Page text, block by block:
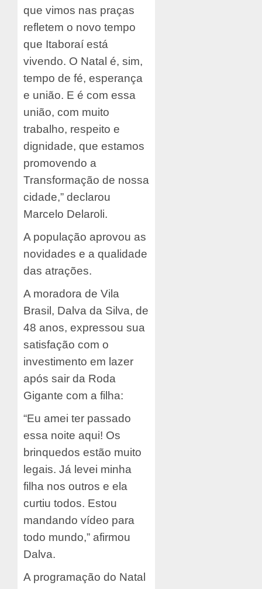
que vimos nas praças
refletem o novo tempo
que Itaboraí está
vivendo. O Natal é, sim,
tempo de fé, esperança
e união. E é com essa
união, com muito
trabalho, respeito e
dignidade, que estamos
promovendo a
Transformação de nossa
cidade,” declarou
Marcelo Delaroli.
A população aprovou as
novidades e a qualidade
das atrações.
A moradora de Vila
Brasil, Dalva da Silva, de
48 anos, expressou sua
satisfação com o
investimento em lazer
após sair da Roda
Gigante com a filha:
“Eu amei ter passado
essa noite aqui! Os
brinquedos estão muito
legais. Já levei minha
filha nos outros e ela
curtiu todos. Estou
mandando vídeo para
todo mundo,” afirmou
Dalva.
A programação do Natal